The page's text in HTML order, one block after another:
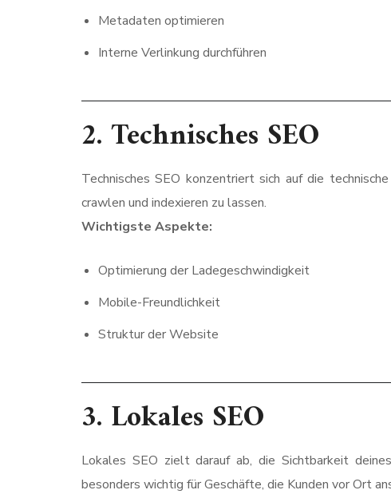
Metadaten optimieren
Interne Verlinkung durchführen
2.Technisches SEO
Technisches SEO konzentriert sich auf die
crawlen und indexieren zu lassen.
Wichtigste Aspekte:
Optimierung der Ladegeschwindigkeit
Mobile-Freundlichkeit
Struktur der Website
3. Lokales SEO
Lokales SEO zielt darauf ab, die Sichtbarkeit
besonders wichtig für Geschäfte, die Kunden vor Ort